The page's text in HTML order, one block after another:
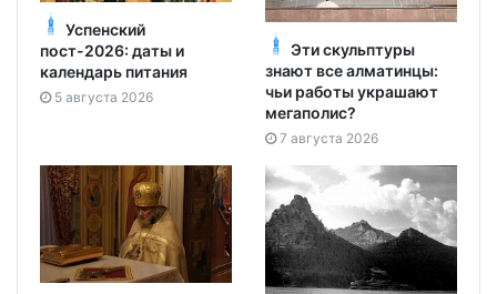
Успенский
пост-2026: даты и
календарь питания
5 августа 2026
Эти скульптуры
знают все алматинцы:
чьи работы украшают
мегаполис?
7 августа 2026